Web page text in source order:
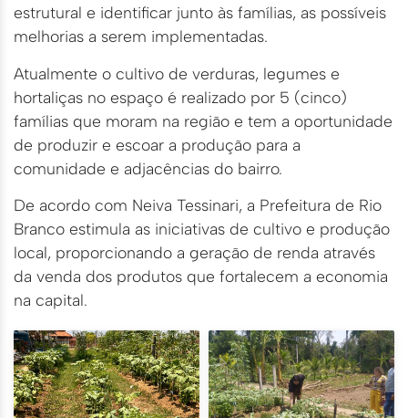
estrutural e identificar junto às famílias, as possíveis
melhorias a serem implementadas.
Atualmente o cultivo de verduras, legumes e
hortaliças no espaço é realizado por 5 (cinco)
famílias que moram na região e tem a oportunidade
de produzir e escoar a produção para a
comunidade e adjacências do bairro.
De acordo com Neiva Tessinari, a Prefeitura de Rio
Branco estimula as iniciativas de cultivo e produção
local, proporcionando a geração de renda através
da venda dos produtos que fortalecem a economia
na capital.